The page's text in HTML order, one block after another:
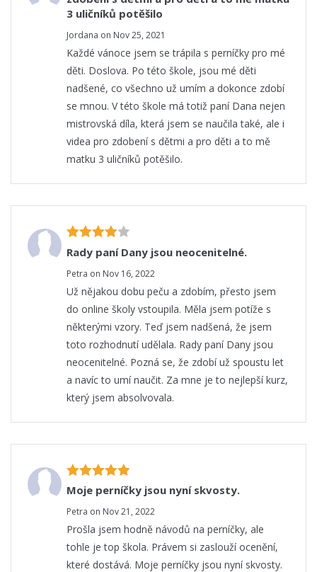
3 uličníků potěšilo
Jordana on Nov 25, 2021
Každé vánoce jsem se trápila s perníčky pro mé
děti. Doslova. Po této škole, jsou mé děti
nadšené, co všechno už umím a dokonce zdobí
se mnou. V této škole má totiž paní Dana nejen
mistrovská díla, která jsem se naučila také, ale i
videa pro zdobení s dětmi a pro děti a to mě
matku 3 uličníků potěšilo.
Rady paní Dany jsou neocenitelné.
Petra on Nov 16, 2022
Už nějakou dobu peču a zdobím, přesto jsem
do online školy vstoupila. Měla jsem potíže s
některými vzory. Teď jsem nadšená, že jsem
toto rozhodnutí udělala. Rady paní Dany jsou
neocenitelné. Pozná se, že zdobí už spoustu let
a navíc to umí naučit. Za mne je to nejlepší kurz,
který jsem absolvovala.
Moje perníčky jsou nyní skvosty.
Petra on Nov 21, 2022
Prošla jsem hodně návodů na perníčky, ale
tohle je top škola. Právem si zaslouží ocenění,
které dostává. Moje perníčky jsou nyní skvosty.